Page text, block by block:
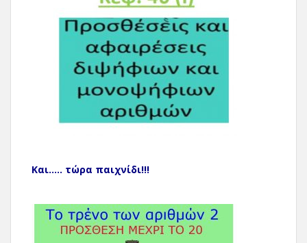
Και..... τώρα παιχνίδι!!!